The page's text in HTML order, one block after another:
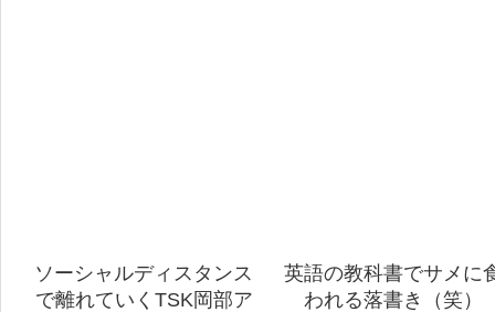
ソーシャルディスタンス
で離れていくTSK岡部ア
英語の教科書でサメに
われる落書き（笑）